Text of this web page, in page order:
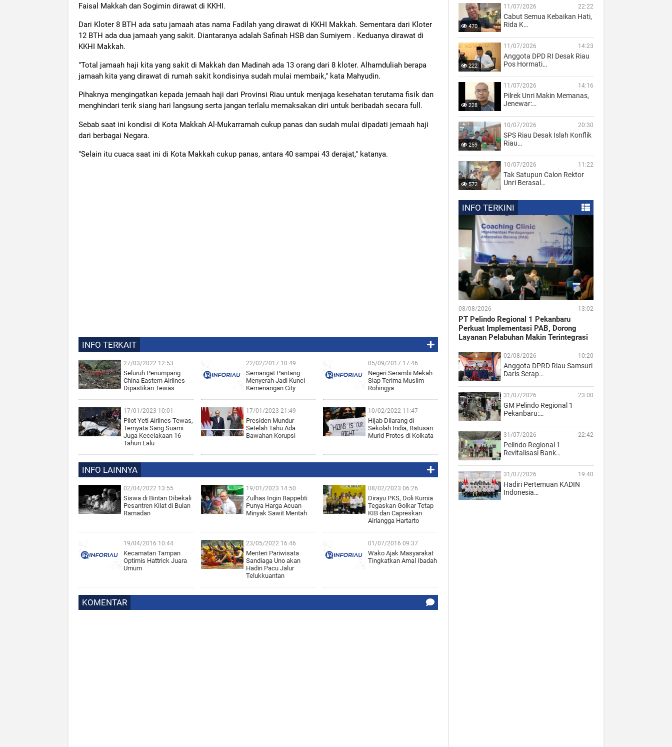
Faisal Makkah dan Sogimin dirawat di KKHI.
Dari Kloter 8 BTH ada satu jamaah atas nama Fadilah yang dirawat di KKHI Makkah. Sementara dari Kloter
12 BTH ada dua jamaah yang sakit. Diantaranya adalah Safinah HSB dan Sumiyem . Keduanya dirawat di
KKHI Makkah.
"Total jamaah haji kita yang sakit di Makkah dan Madinah ada 13 orang dari 8 kloter. Alhamduliah berapa
jamaah kita yang dirawat di rumah sakit kondisinya sudah mulai membaik," kata Mahyudin.
Pihaknya mengingatkan kepada jemaah haji dari Provinsi Riau untuk menjaga kesehatan terutama fisik dan
menghindari terik siang hari langsung serta jangan terlalu memaksakan diri untuk beribadah secara full.
Sebab saat ini kondisi di Kota Makkah Al-Mukarramah cukup panas dan sudah mulai dipadati jemaah haji
dari berbagai Negara.
"Selain itu cuaca saat ini di Kota Makkah cukup panas, antara 40 sampai 43 derajat," katanya.
INFO TERKAIT
27/03/2022 12:53
Seluruh Penumpang
China Eastern Airlines
Dipastikan Tewas
22/02/2017 10:49
Semangat Pantang
Menyerah Jadi Kunci
Kemenangan City
05/09/2017 17:46
Negeri Serambi Mekah
Siap Terima Muslim
Rohingya
17/01/2023 10:01
Pilot Yeti Airlines Tewas,
Ternyata Sang Suami
Juga Kecelakaan 16
Tahun Lalu
17/01/2023 21:49
Presiden Mundur
Setelah Tahu Ada
Bawahan Korupsi
10/02/2022 11:47
Hijab Dilarang di
Sekolah India, Ratusan
Murid Protes di Kolkata
INFO LAINNYA
02/04/2022 13:55
Siswa di Bintan Dibekali
Pesantren Kilat di Bulan
Ramadan
19/01/2023 14:50
Zulhas Ingin Bappebti
Punya Harga Acuan
Minyak Sawit Mentah
08/02/2023 06:26
Dirayu PKS, Doli Kurnia
Tegaskan Golkar Tetap
KIB dan Capreskan
Airlangga Hartarto
19/04/2016 10:44
Kecamatan Tampan
Optimis Hattrick Juara
Umum
23/05/2022 16:46
Menteri Pariwisata
Sandiaga Uno akan
Hadiri Pacu Jalur
Telukkuantan
01/07/2016 09:37
Wako Ajak Masyarakat
Tingkatkan Amal Ibadah
KOMENTAR
470
11/07/2026 22:22
Cabut Semua Kebaikan Hati,
Rida K…
222
11/07/2026 14:23
Anggota DPD RI Desak Riau
Pos Hormati…
228
11/07/2026 14:16
Pilrek Unri Makin Memanas,
Jenewar:…
259
10/07/2026 20:30
SPS Riau Desak Islah Konflik
Riau…
572
10/07/2026 11:22
Tak Satupun Calon Rektor
Unri Berasal…
INFO TERKINI
08/08/2026 13:02
PT Pelindo Regional 1 Pekanbaru
Perkuat Implementasi PAB, Dorong
Layanan Pelabuhan Makin Terintegrasi
02/08/2026 10:20
Anggota DPRD Riau Samsuri
Daris Serap…
31/07/2026 23:00
GM Pelindo Regional 1
Pekanbaru:…
31/07/2026 22:42
Pelindo Regional 1
Revitalisasi Bank…
31/07/2026 19:40
Hadiri Pertemuan KADIN
Indonesia…